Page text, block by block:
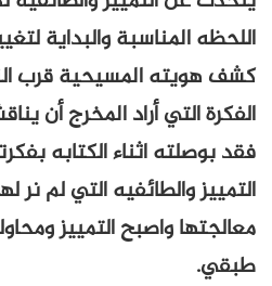
اللحظه المناسبة والبداية
كشف هويته المسيحية قرب
الفكرة التي أراد المخرج أن
فقد بوصلته اثناء الكتابه
التمييز والطائفيه التي لم
معالجتها واصبح التمييز
طبقي.